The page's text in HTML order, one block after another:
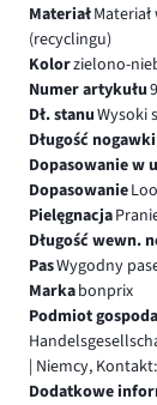
Materiał
(recyclingu)
Kolorzielono-
Numer artykułu
Dł. stanuWysoki
Długość nogawki
Dopasowanie w
Dopasowanie
Pielęgnacja
Długość wewn.
PasWygodny
Markabonprix
Podmiot
| Niemcy,
Dodatkowe